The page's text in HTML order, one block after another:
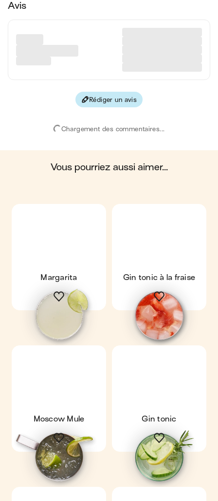
Les valeurs sont basées sur une estimation moyenne pour
préoccupations ou des questions concernant votre santé,
en moyenne, une portion de la recette "Cosmopolitan"
glucides ; 0.3 g de protéines ; 0.8 g de fibres.
Avis
Rédiger un avis
Chargement des commentaires...
vous pourriez aussi aimer...
Margarita Gin tonic à la fraise
Moscow Mule Gin tonic